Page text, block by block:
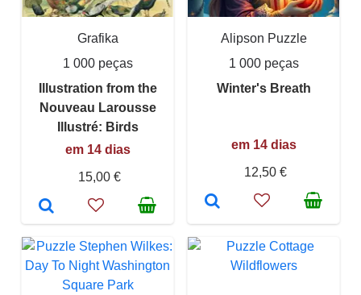
Grafika
1 000 peças
Illustration from the
Nouveau Larousse
Illustré: Birds
em 14 dias
15,00 €
Alipson Puzzle
1 000 peças
Winter's Breath
em 14 dias
12,50 €